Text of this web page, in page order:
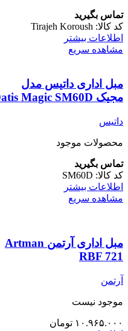
تماس بگیرید
کد کالا: Tirajeh Koroush
اطلاعات بیشتر
مشاهده سریع
مبل اداری داتیس مدل
مجیک Datis Magic SM60D
داتیس
محصولات موجود
تماس بگیرید
کد کالا: SM60D
اطلاعات بیشتر
مشاهده سریع
مبل اداری آرتمن Artman
RBF 721
آرتمن
موجود نیست
۱۰.۹۶۵.۰۰۰ تومان